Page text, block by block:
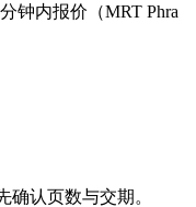
钟内报价（MRT Phra
确认页数与交期。